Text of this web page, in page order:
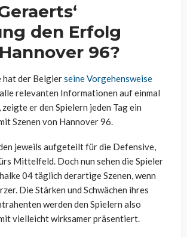
den Erfolg
96?
hat der Belgierseine Vorgehensweise
relevanten Informationen auf einmal
er den Spielern jeden Tag ein
Szenen von Hannover 96.
jeweils aufgeteilt für die Defensive,
Mittelfeld. Doch nun sehen die Spieler
04 täglich derartige Szenen, wenn
Die Stärken und Schwächen ihres
werden den Spielern also
vielleicht wirksamer präsentiert.